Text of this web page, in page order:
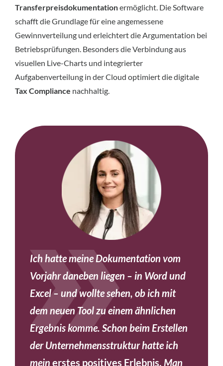
Transferpreisdokumentationermöglicht. Die Software
schafft die Grundlage für eine angemessene
Gewinnverteilung und erleichtert die Argumentation bei
Betriebsprüfungen. Besonders die Verbindung aus
visuellen Live-Charts und integrierter
Aufgabenverteilung in der Cloud optimiert die digitale
Tax Compliance nachhaltig.
Ich hatte meine Dokumentation vom
Vorjahr daneben liegen – in Word und
Excel – und wollte sehen, ob ich mit
dem neuen Tool zu einem ähnlichen
Ergebnis komme. Schon beim Erstellen
der Unternehmensstruktur hatte ich
mein erstes positives Erlebnis. Man